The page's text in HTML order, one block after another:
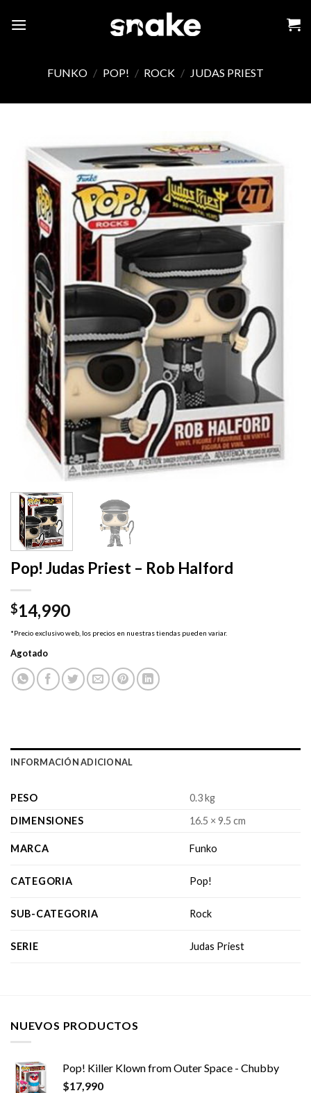
FUNKO / POP! / ROCK / JUDAS PRIEST
Pop! Judas Priest – Rob Halford
$14,990
*Precio exclusivo web, los precios en nuestras tiendas pueden variar.
Agotado
INFORMACIÓN ADICIONAL
PESO
0.3 kg
DIMENSIONES
16.5 × 9.5 cm
MARCA Funko
CATEGORIA Pop!
SUB-CATEGORIA Rock
SERIE Judas Priest
NUEVOS PRODUCTOS
Pop! Killer Klown from Outer Space - Chubby
$17,990